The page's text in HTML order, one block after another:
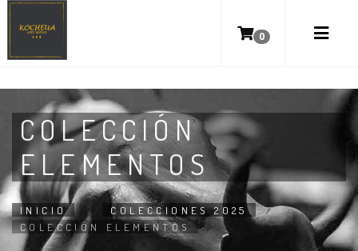
0
COLECCIÓN
ELEMENTOS
INICIO / COLECCIONES 2025 /
COLECCIÓN ELEMENTOS